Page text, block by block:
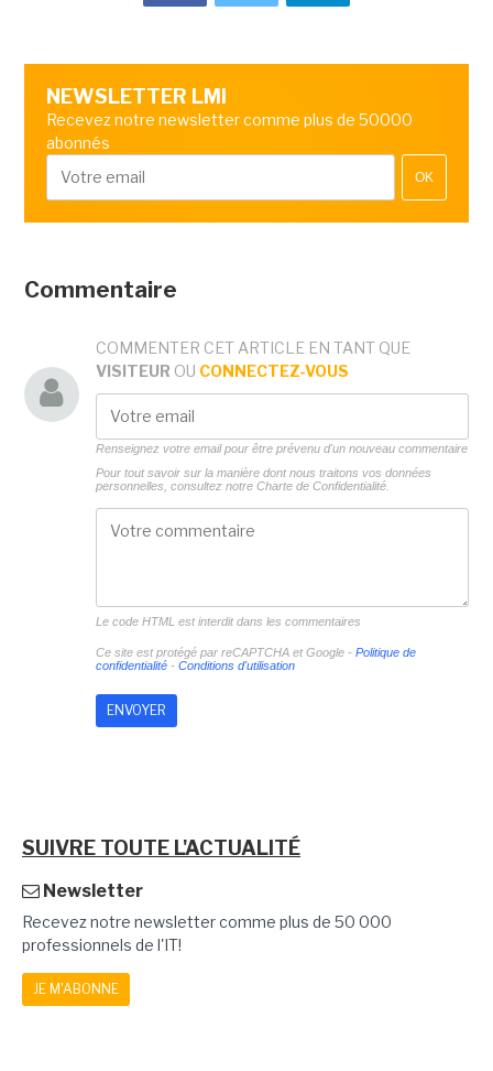
NEWSLETTER LMI
Recevez notre newsletter comme plus de 50000
abonnés
OK
Commentaire
COMMENTER CET ARTICLE EN TANT QUE
VISITEUR OU CONNECTEZ-VOUS
Renseignez votre email pour être prévenu d'un nouveau commentaire
Pour tout savoir sur la manière dont nous traitons vos données
personnelles, consultez notre Charte de Confidentialité.
Le code HTML est interdit dans les commentaires
Ce site est protégé par reCAPTCHA et Google - Politique de
confidentialité- Conditions d'utilisation
SUIVRE TOUTE L'ACTUALITÉ
Newsletter
Recevez notre newsletter comme plus de 50 000
professionnels de l'IT!
JE M'ABONNE